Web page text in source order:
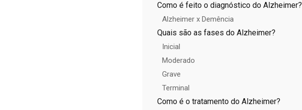
Como é feito o diagnóstico do Alzheimer?
Alzheimer x Demência
Quais são as fases do Alzheimer?
Inicial
Moderado
Grave
Terminal
Como é o tratamento do Alzheimer?